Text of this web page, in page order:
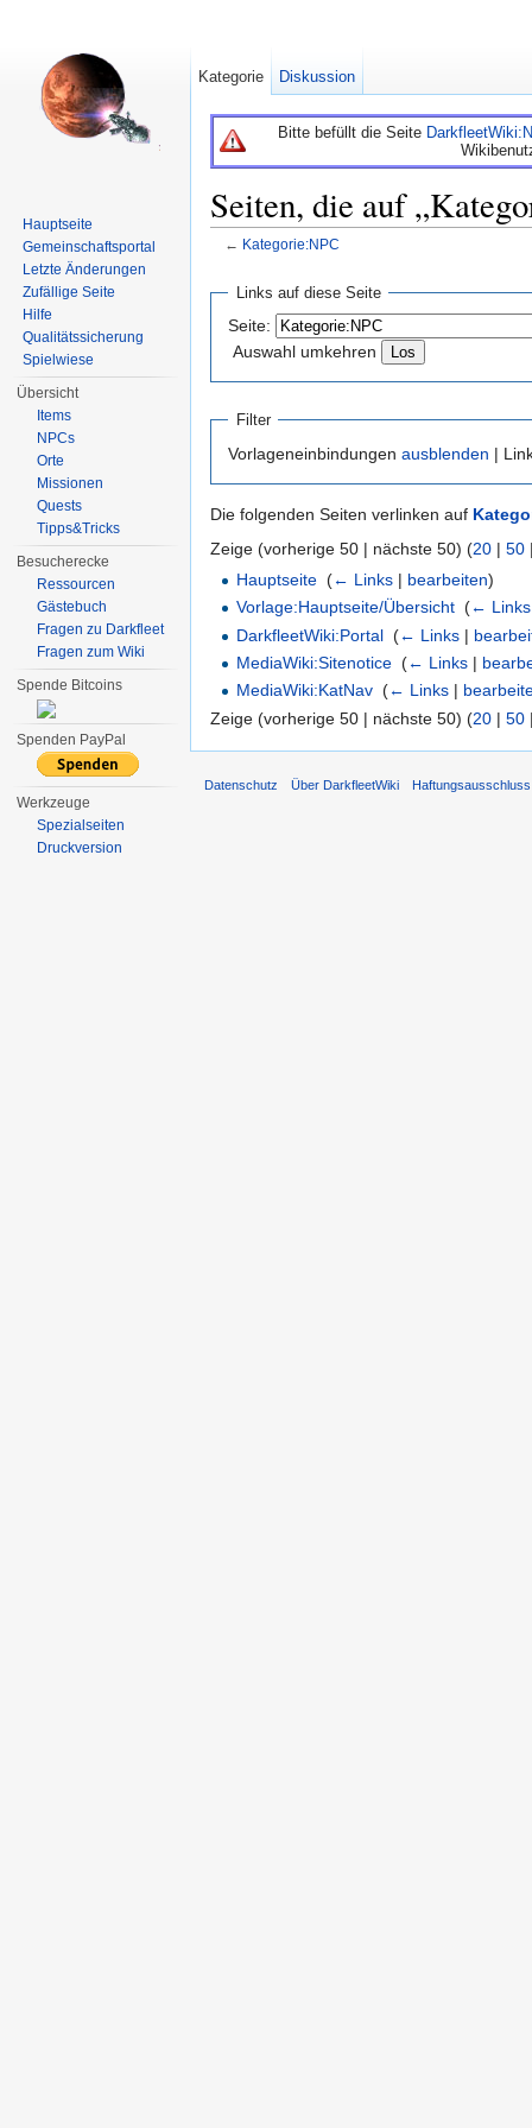
Bitte befüllt die Seite
Seiten, die auf
← Kategorie:NPC
Links auf diese Seite
Seite:
Auswahl umkehren
Filter
Vorlageneinbindungen ausblenden |
Die folgenden Seiten verlinken auf
Zeige (vorherige 50 | nächste 50) (20 | 50
Hauptseite (← Links | bearbeiten)
Vorlage:Hauptseite/Übersicht (← Links
DarkfleetWiki:Portal (← Links |
MediaWiki:Sitenotice (← Links |
MediaWiki:KatNav (← Links |
Zeige (vorherige 50 | nächste 50) (20 | 50
Kategorie Diskussion
Hauptseite
Gemeinschaftsportal
Letzte Änderungen
Zufällige Seite
Hilfe
Qualitätssicherung
Spielwiese
Übersicht
Items
NPCs
Orte
Missionen
Quests
Tipps&Tricks
Besucherecke
Ressourcen
Gästebuch
Fragen zu Darkfleet
Fragen zum Wiki
Spende Bitcoins
Spenden PayPal
Werkzeuge
Spezialseiten
Druckversion
Datenschutz Über DarkfleetWiki Haftungsausschluss